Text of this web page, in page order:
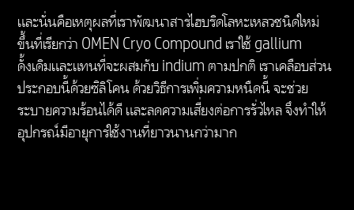
เกมและการเรนเดอร์ ให้ใช้อะแดปเตอร์จ่ายไฟที่มาพร้อมกับ
พีซี คุณสามารถใช้อะแดปเตอร์หรือพาวเวอร์แบงก์
100W/20V Type-C เมื่อใช้กับงานที่ไม่ได้โหลดหนัก
การชาร์จขณะปิดระบบรองรับเฉพาะอะแดปเตอร์หรือพาว
เวอร์แบงก์ 20V Type-C
*เพื่อผลลัพธ์ที่ดีที่สุดกับ HP Sleep and Charge ให้ใช้
สายมาตรฐานโปรโตคอลการชาร์จ USB หรืออะแดปเตอร์
สายเคเบิลพร้อมอุปกรณ์ภายนอก
และนั่นคือเหตุผลที่เราพัฒนาสารไฮบริดโลหะเหลวชนิดใหม่
ขึ้นที่เรียกว่า OMEN Cryo Compound เราใช้ gallium
ดั้งเดิมและแทนที่จะผสมกับ indium ตามปกติ เราเคลือบส่วน
ประกอบนี้ด้วยซิลิโคน ด้วยวิธีการเพิ่มความหนืดนี้ จะช่วย
ระบายความร้อนได้ดี และลดความเสี่ยงต่อการรั่วไหล จึงทำให้
อุปกรณ์มีอายุการใช้งานที่ยาวนานกว่ามาก